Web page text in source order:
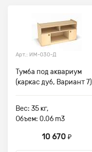
Арт.: ИМ-030-Д
Тумба под аквариум
(каркас дуб, Вариант 7)
Вес: 35 кг,
Объем: 0.06 m3
10 670 ₽